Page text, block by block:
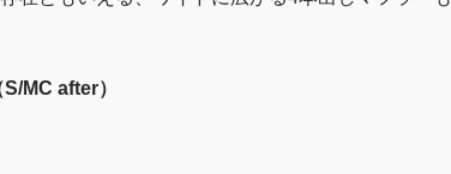
MC after）